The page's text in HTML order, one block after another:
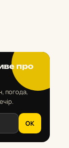
про
погода,
OK